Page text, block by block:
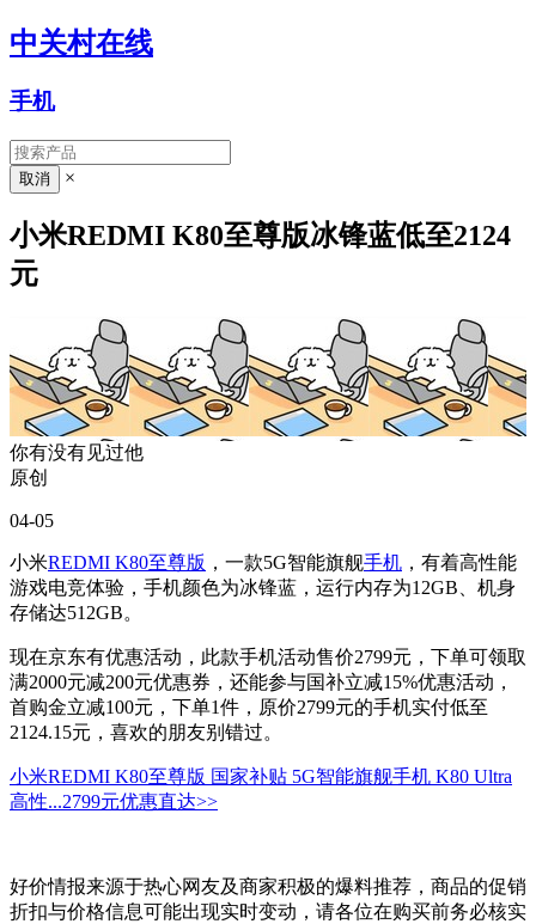
中关村在线
手机
×
小米REDMI K80至尊版冰锋蓝低至2124
元
你有没有见过他
原创
04-05
小米REDMI K80至尊版 ，一款5G智能旗舰手机 ，有着高性能
游戏电竞体验，手机颜色为冰锋蓝，运行内存为12GB、机身
存储达512GB。
现在京东有优惠活动，此款手机活动售价2799元，下单可领取
满2000元减200元优惠券，还能参与国补立减15%优惠活动，
首购金立减100元，下单1件，原价2799元的手机实付低至
2124.15元，喜欢的朋友别错过。
小米REDMI K80至尊版 国家补贴 5G智能旗舰手机 K80 Ultra
高性...2799元优惠直达>>
好价情报来源于热心网友及商家积极的爆料推荐，商品的促销
折扣与价格信息可能出现实时变动，请各位在购买前务必核实